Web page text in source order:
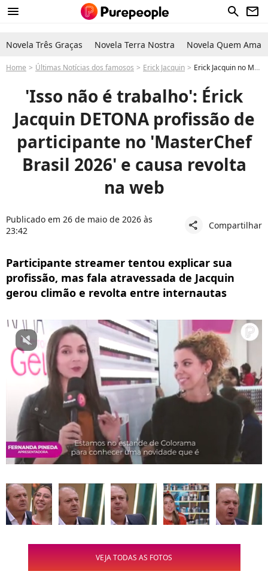
menu search newsletter
Novela Três Graças Novela Terra Nostra Novela Quem Ama
Home Últimas Notícias dos famosos Erick Jacquin Erick Jacquin no MasterChef Brasil 2026 band ao vivo assistir detona gamer participante e causa polêmica
'Isso não é trabalho': Érick
Jacquin DETONA profissão de
participante no 'MasterChef
Brasil 2026' e causa revolta
na web
Publicado em 26 de maio de 2026 às
23:42
share Compartilhar
Participante streamer tentou explicar sua
profissão, mas fala atravessada de Jacquin
gerou climão e revolta entre internautas
VEJA TODAS AS FOTOS